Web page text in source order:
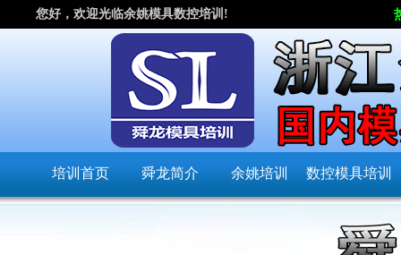
您好，欢迎光临余姚模具数控培训!
培训首页 舜龙简介 余姚培训 数控模具培训